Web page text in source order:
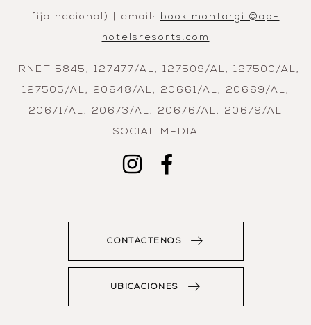
fija nacional) | email: book.montargil@ap-
hotelsresorts.com
| RNET 5845, 127477/AL, 127509/AL, 127500/AL,
127505/AL, 20648/AL, 20661/AL, 20669/AL,
20671/AL, 20673/AL, 20676/AL, 20679/AL
SOCIAL MEDIA
CONTÁCTENOS
UBICACIONES